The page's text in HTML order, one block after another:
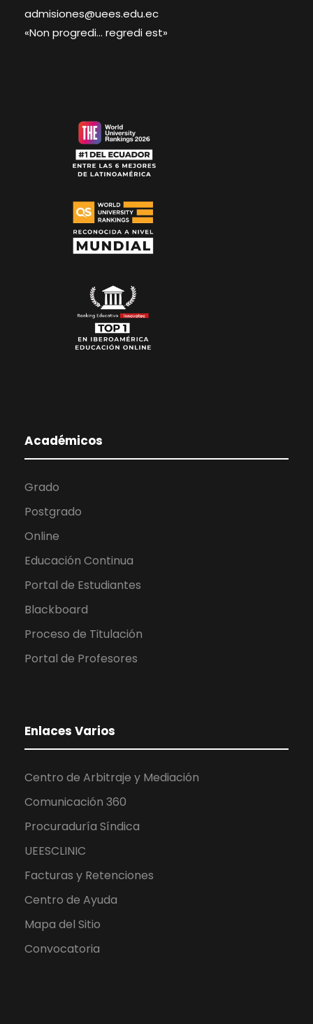
admisiones@uees.edu.ec
«Non progredi… regredi est»
Académicos
Grado
Postgrado
Online
Educación Continua
Portal de Estudiantes
Blackboard
Proceso de Titulación
Portal de Profesores
Enlaces Varios
Centro de Arbitraje y Mediación
Comunicación 360
Procuraduría Síndica
UEESCLINIC
Facturas y Retenciones
Centro de Ayuda
Mapa del Sitio
Convocatoria